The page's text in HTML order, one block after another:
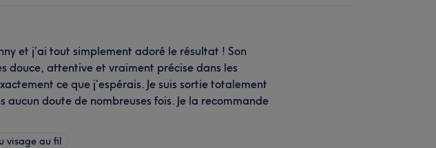
et j’ai tout simplement adoré le résultat ! Son
douce, attentive et vraiment précise dans les
ce que j’espérais. Je suis sortie totalement
aucun doute de nombreuses fois. Je la recommande
visage au fil